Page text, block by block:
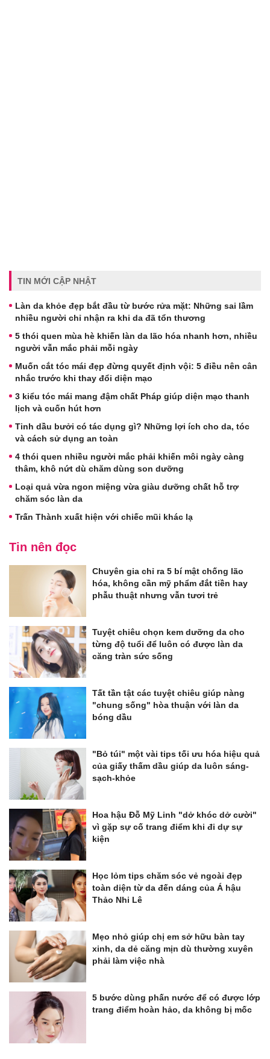
TIN MỚI CẬP NHẬT
Làn da khỏe đẹp bắt đầu từ bước rửa mặt: Những sai lầm
nhiều người chỉ nhận ra khi da đã tổn thương
5 thói quen mùa hè khiến làn da lão hóa nhanh hơn, nhiều
người vẫn mắc phải mỗi ngày
Muốn cắt tóc mái đẹp đừng quyết định vội: 5 điều nên cân
nhắc trước khi thay đổi diện mạo
3 kiểu tóc mái mang đậm chất Pháp giúp diện mạo thanh
lịch và cuốn hút hơn
Tinh dầu bưởi có tác dụng gì? Những lợi ích cho da, tóc
và cách sử dụng an toàn
4 thói quen nhiều người mắc phải khiến môi ngày càng
thâm, khô nứt dù chăm dùng son dưỡng
Loại quả vừa ngon miệng vừa giàu dưỡng chất hỗ trợ
chăm sóc làn da
Trấn Thành xuất hiện với chiếc mũi khác lạ
Tin nên đọc
Chuyên gia chỉ ra 5 bí mật chống lão
hóa, không cần mỹ phẩm đắt tiền hay
phẫu thuật nhưng vẫn tươi trẻ
Tuyệt chiêu chọn kem dưỡng da cho
từng độ tuổi để luôn có được làn da
căng tràn sức sống
Tất tần tật các tuyệt chiêu giúp nàng
"chung sống" hòa thuận với làn da
bóng dầu
"Bỏ túi" một vài tips tối ưu hóa hiệu quả
của giấy thấm dầu giúp da luôn sáng-
sạch-khỏe
Hoa hậu Đỗ Mỹ Linh "dở khóc dở cười"
vì gặp sự cố trang điểm khi đi dự sự
kiện
Học lỏm tips chăm sóc vẻ ngoài đẹp
toàn diện từ da đến dáng của Á hậu
Thảo Nhi Lê
Mẹo nhỏ giúp chị em sở hữu bàn tay
xinh, da dẻ căng mịn dù thường xuyên
phải làm việc nhà
5 bước dùng phấn nước để có được lớp
trang điểm hoàn hảo, da không bị mốc